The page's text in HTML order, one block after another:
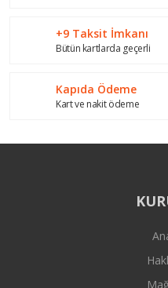
+9 Taksit İmkanı
Bütün kartlarda geçerli
Kapıda Ödeme
Kart ve nakit ödeme